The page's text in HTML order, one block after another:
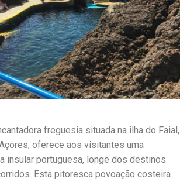
freguesia situada na ilha do Faial,
oferece aos visitantes uma
insular portuguesa, longe dos destinos
Esta pitoresca povoação costeira